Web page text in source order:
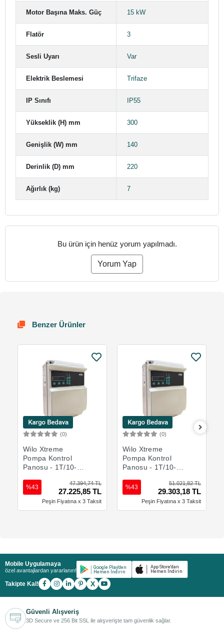
Motor Başına Maks. Güç 15 kW
Flatör 3
Sesli Uyarı Var
Elektrik Beslemesi Trifaze
IP Sınıfı IP55
Yükseklik (H) mm 300
Genişlik (W) mm 140
Derinlik (D) mm 220
Ağırlık (kg) 7
Bu ürün için henüz yorum yapılmadı.
Yorum Yap
Benzer Ürünler
(0)
Wilo Xtreme
Pompa Kontrol
Panosu - 1T/10-F1
47.394,74 TL
27.225,85 TL
%43
Peşin Fiyatına x 3 Taksit
(0)
Wilo Xtreme
Pompa Kontrol
Panosu - 1T/10-
51.021,82 TL
29.303,18 TL
%43
Peşin Fiyatına x 3 Taksit
Mobile Uygulamaya
özel avantajlardan yararlanın!
Takipte Kal! X
Güvenli Alışveriş
3D Secure ve 256 Bit SSL ile alışverişte tam güvenlik sağlar.